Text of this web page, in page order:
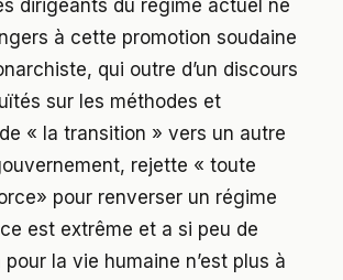
dirigeants du régime actuel ne
à cette promotion soudaine
qui outre d’un discours
sur les méthodes et
« la transition » vers un autre
rejette « toute
pour renverser un régime
est extrême et a si peu de
la vie humaine n’est plus à